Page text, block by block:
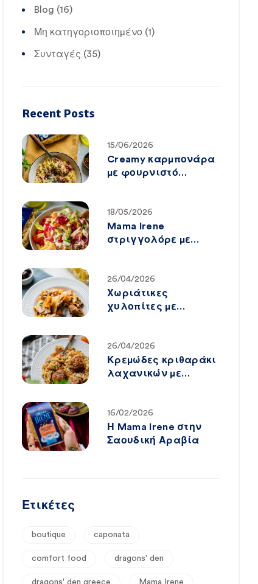
Blog (16)
Μη κατηγοριοποιημένο (1)
Συνταγές (35)
Recent Posts
15/06/2026
Creamy καρμπονάρα
με φουρνιστό
18/05/2026
Mama Irene
στριγγολόρε με
26/04/2026
Χωριάτικες
χυλοπίτες με
ντομάτα
26/04/2026
Κρεμώδες κριθαράκι
λαχανικών με
16/02/2026
Η Mama Irene στην
Σαουδική Αραβία
Ετικέτες
boutique caponata
comfort food dragons' den
dragons' den greece Mama Irene